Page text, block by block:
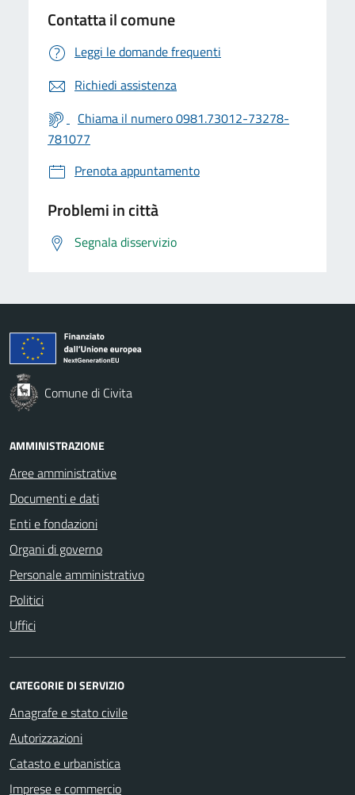
Contatta il comune
Leggi le domande frequenti
Richiedi assistenza
Chiama il numero 0981.73012-73278-
781077
Prenota appuntamento
Problemi in città
Segnala disservizio
Comune di Civita
AMMINISTRAZIONE
Aree amministrative
Documenti e dati
Enti e fondazioni
Organi di governo
Personale amministrativo
Politici
Uffici
CATEGORIE DI SERVIZIO
Anagrafe e stato civile
Autorizzazioni
Catasto e urbanistica
Imprese e commercio